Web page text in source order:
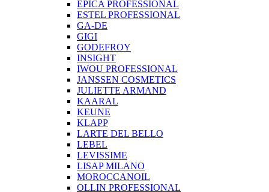
EPICA PROFESSIONAL
ESTEL PROFESSIONAL
GA-DE
GIGI
GODEFROY
INSIGHT
IWOU PROFESSIONAL
JANSSEN COSMETICS
JULIETTE ARMAND
KAARAL
KEUNE
KLAPP
LARTE DEL BELLO
LEBEL
LEVISSIME
LISAP MILANO
MOROCCANOIL
OLLIN PROFESSIONAL